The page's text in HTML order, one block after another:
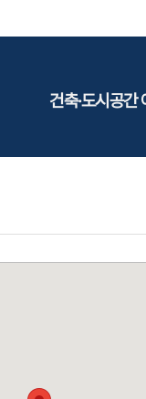
건축·도시공간